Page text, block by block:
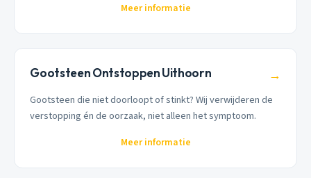
Meer informatie
Gootsteen Ontstoppen Uithoorn →
Gootsteen die niet doorloopt of stinkt? Wij verwijderen de
verstopping én de oorzaak, niet alleen het symptoom.
Meer informatie